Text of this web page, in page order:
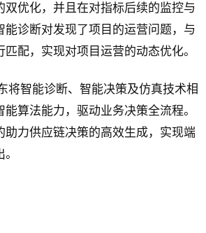
双优化，并且在对指标后续的监控与
能诊断对发现了项目的运营问题，与
配，实现对项目运营的动态优化。
将智能诊断、智能决策及仿真技术相
算法能力，驱动业务决策全流程。
助力供应链决策的高效生成，实现端